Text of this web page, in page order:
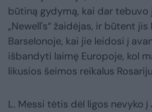
būtiną gydymą, kai dar tebuvo
„Newell's“ žaidėjas, ir būtent jis
Barselonoje, kai jie leidosi į
išbandyti laimę Europoje, kol
likusios šeimos reikalus
L. Messi tėtis dėl ligos nevyko į